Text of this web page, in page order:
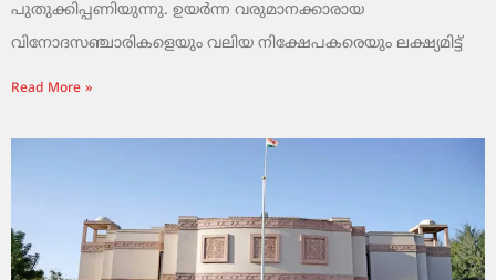
പുതുക്കിപ്പണിയുന്നു. ഉയർന്ന വരുമാനക്കാരായ
വിനോദസഞ്ചാരികളെയും വലിയ നിക്ഷേപകരെയും ലക്ഷ്യമിട്ട്
Read More »